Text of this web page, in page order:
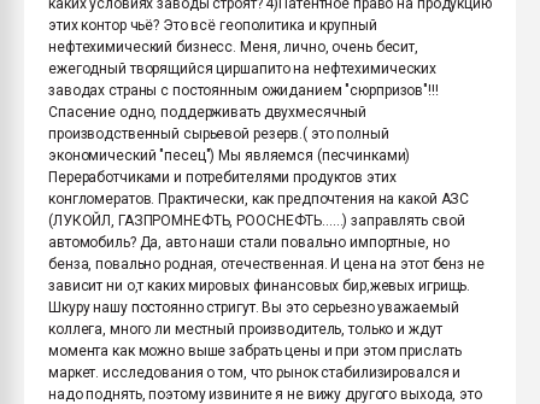
этих контор чьё? Это всё геополитика и крупный
нефтехимический бизнесс. Меня, лично, очень бесит,
ежегодный творящийся циршапито на нефтехимических
заводах страны с постоянным ожиданием "сюрпризов"!!!
Спасение одно, поддерживать двухмесячный
производственный сырьевой резерв.( это полный
экономический "песец") Мы являемся (песчинками)
Переработчиками и потребителями продуктов этих
конгломератов. Практически, как предпочтения на какой АЗС
(ЛУКОЙЛ, ГАЗПРОМНЕФТЬ, РООСНЕФТЬ......) заправлять свой
автомобиль? Да, авто наши стали повально импортные, но
бенза, повально родная, отечественная. И цена на этот бенз не
зависит ни о,т каких мировых финансовых бир,жевых игрищь.
Шкуру нашу постоянно стригут. Вы это серьезно уважаемый
коллега, много ли местный производитель, только и ждут
момента как можно выше забрать цены и при этом прислать
маркет. исследования о том, что рынок стабилизировался и
надо поднять, поэтому извините я не вижу другого выхода, это